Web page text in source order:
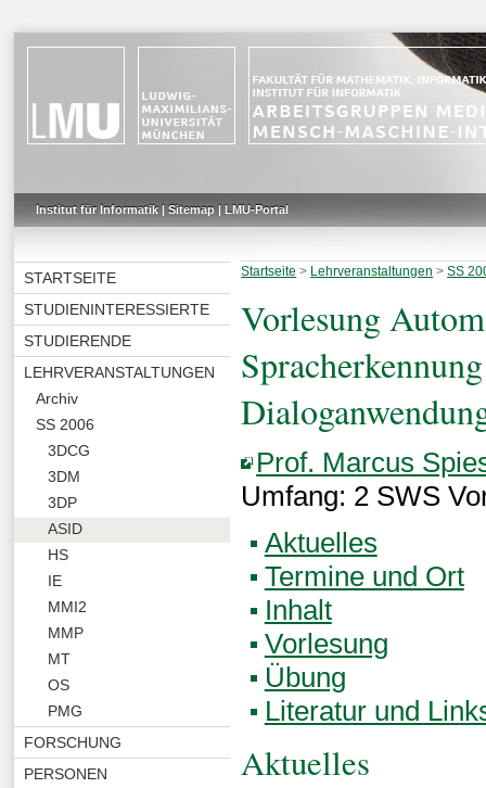
Institut für Informatik| Sitemap| LMU-Portal
STARTSEITE
STUDIENINTERESSIERTE
STUDIERENDE
LEHRVERANSTALTUNGEN
Archiv
SS 2006
3DCG
3DM
3DP
ASID
HS
IE
MMI2
MMP
MT
OS
PMG
FORSCHUNG
PERSONEN
Startseite > Lehrveranstaltungen >SS
Vorlesung
Prof. Marcus
Umfang: 2 SWS
Aktuelles
Termine und Ort
Inhalt
Vorlesung
Übung
Literatur und
Aktuelles